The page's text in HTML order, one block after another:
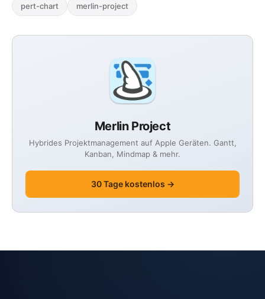
Merlin Project
Hybrides Projektmanagement auf Apple Geräten. Gantt,
Kanban, Mindmap & mehr.
30 Tage kostenlos →
pert-chart merlin-project